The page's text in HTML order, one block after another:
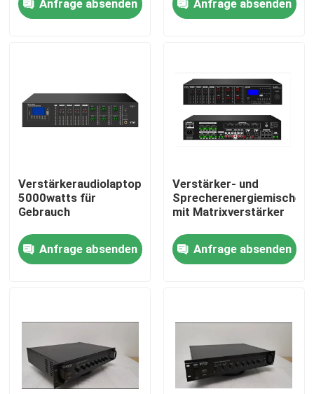
Über uns
Qualitätskontrolle
Treten Sie mit uns in Verbindung
Beschallungsanlage-Verstärker
Anfrage absenden
USB/SD/FM/BT
Anfrage absenden
Verstärkeraudiolaptopverstärker
5000watts für
Gebrauch
Anfrage absenden
Verstärker- und
Sprecherenergiemischer
mit Matrixverstärker
Anfrage absenden